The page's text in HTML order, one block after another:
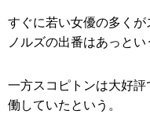
すぐに若い女優の多く
ノルズの出番はあっとい
一方スコピトンは大好
働していたという。